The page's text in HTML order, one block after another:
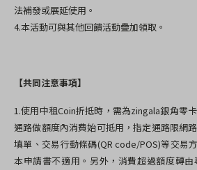
法補發或展延使用。
4.本活動可與其他回饋活動疊加領取。
【共同注意事項】
1.使用中租Coin折抵時，需為zingala銀角零
通路做額度內消費始可抵用，指定通路限網
填單、交易行動條碼(QR code/POS)等交易
本申請書不適用。另外，消費超過額度轉